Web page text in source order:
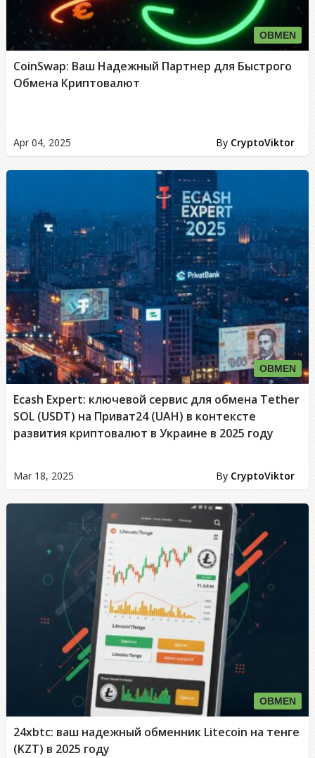
OBMEN
Apr 04, 2025 By CryptoViktor
CoinSwap: Ваш Надежный Партнер для Быстрого
Обмена Криптовалют
OBMEN
Mar 18, 2025 By CryptoViktor
Ecash Expert: ключевой сервис для обмена Tether
SOL (USDT) на Приват24 (UAH) в контексте
развития криптовалют в Украине в 2025 году
OBMEN
24xbtc: ваш надежный обменник Litecoin на тенге
(KZT) в 2025 году